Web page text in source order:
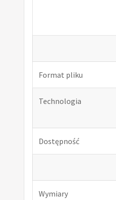
Format pliku
Technologia
Dostępność
Wymiary